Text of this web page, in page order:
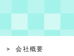
> 会社概要